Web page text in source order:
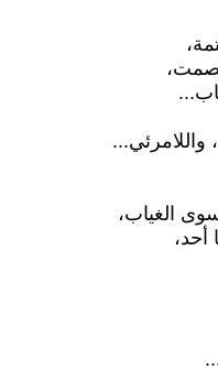
واللامرئي...
الغياب،
أحد،